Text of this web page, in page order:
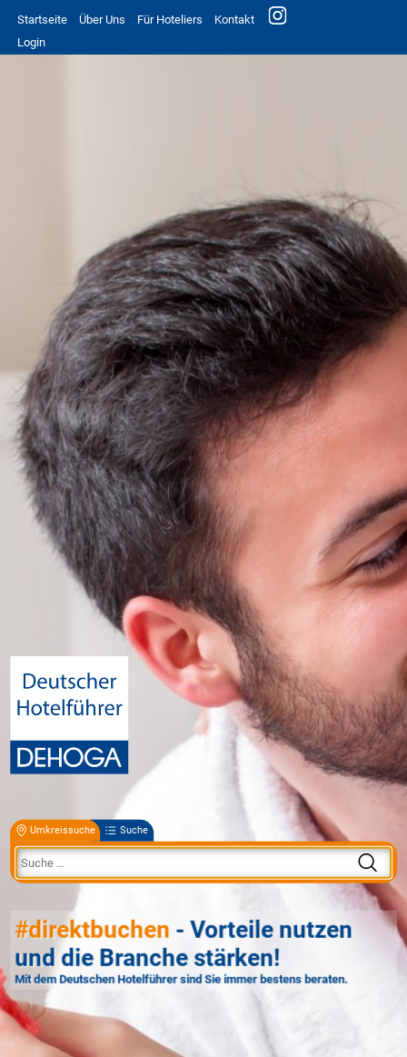
Startseite Über Uns Für Hoteliers
Kontakt
Login
Umkreissuche Suche
#direktbuchen - Vorteile nutzen
und die Branche stärken!
Mit dem Deutschen Hotelführer sind Sie immer bestens beraten.